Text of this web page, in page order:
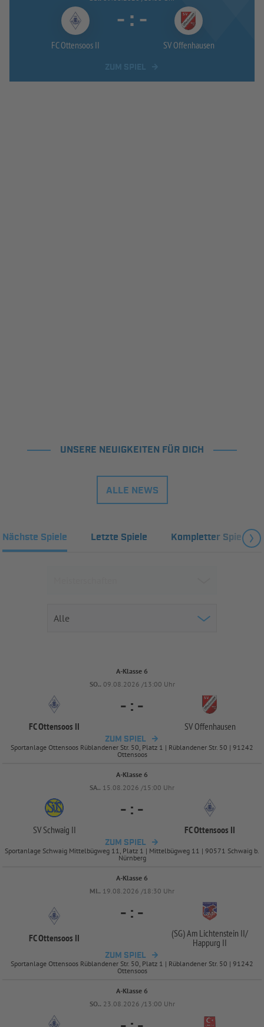
FC Ottensoos II
- : -
SV Offenhausen
UNSERE NEUIGKEITEN FÜR DICH
ALLE NEWS
Nächste Spiele Letzte Spiele Kompletter Spielplan
A-Klasse 6
SO.. 09.08.2026 /13:00 Uhr
FC Ottensoos II
- : -
SV Offenhausen
ZUM SPIEL
Sportanlage Ottensoos Rüblandener Str. 50, Platz 1 | Rüblandener Str. 50 | 91242
Ottensoos
A-Klasse 6
SA.. 15.08.2026 /15:00 Uhr
SV Schwaig II
- : -
FC Ottensoos II
ZUM SPIEL
Sportanlage Schwaig Mittelbügweg 11, Platz 1 | Mittelbügweg 11 | 90571 Schwaig b.
Nürnberg
A-Klasse 6
MI.. 19.08.2026 /18:30 Uhr
FC Ottensoos II
- : -
(SG) Am Lichtenstein II/
Happurg II
ZUM SPIEL
Sportanlage Ottensoos Rüblandener Str. 50, Platz 1 | Rüblandener Str. 50 | 91242
Ottensoos
A-Klasse 6
SO.. 23.08.2026 /13:00 Uhr